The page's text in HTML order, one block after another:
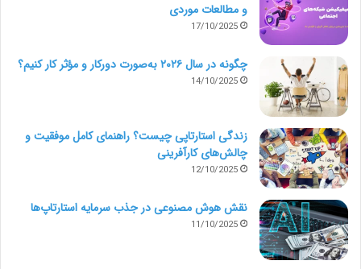
رایج‌ترین شیوه‌های ورود به اغلب اپلیکیشن‌ها عبارت است
از:
ورود به اکانت شبکه‌های اجتماعی مثل فیسبوک، گوگل
و…
ورود با ایمیل
ورود با شماره تلفن
بدون نیاز به ورود
و مطالعات موردی
17/10/2025
چگونه در سال ۲۰۲۶ به‌صورت دورکار و مؤثر کار کنیم؟
14/10/2025
زندگی استارتاپی چیست؟ راهنمای کامل موفقیت و
چالش‌های کارآفرینی
12/10/2025
نقش هوش مصنوعی در جذب سرمایه استارتاپ‌ها
11/10/2025